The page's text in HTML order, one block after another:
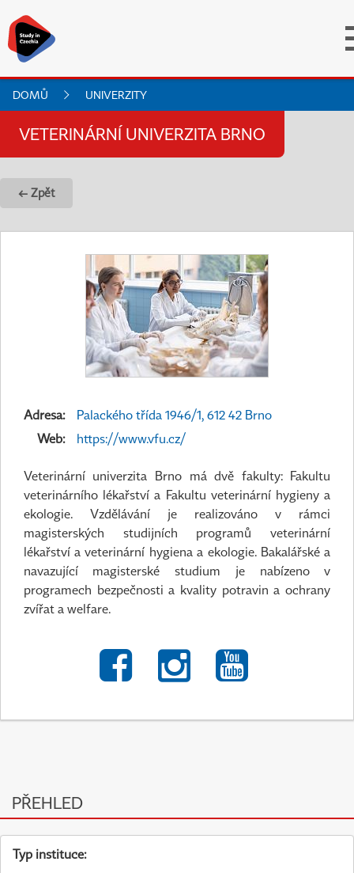
DOMŮ UNIVERZITY
VETERINÁRNÍ UNIVERZITA BRNO
← Zpět
Adresa:
Palackého třída 1946/1, 612 42 Brno
Web:
https://www.vfu.cz/
Veterinární univerzita Brno má dvě fakulty: Fakultu
veterinárního lékařství a Fakultu veterinární hygieny a
ekologie. Vzdělávání je realizováno v rámci
magisterských studijních programů veterinární
lékařství a veterinární hygiena a ekologie. Bakalářské a
navazující magisterské studium je nabízeno v
programech bezpečnosti a kvality potravin a ochrany
zvířat a welfare.
PŘEHLED
Typ instituce: